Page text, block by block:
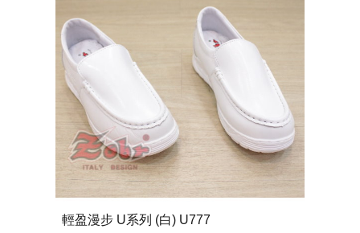
輕盈漫步 U系列 (白) U777